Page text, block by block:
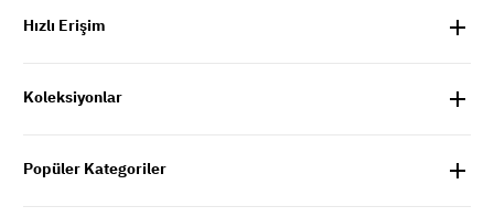
Hızlı Erişim
Koleksiyonlar
Popüler Kategoriler